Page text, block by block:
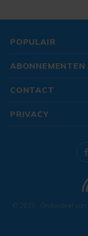
POPULAIR
ABONNEMENTEN
CONTACT
© 2026 . Onderdeel van
PRIVACY